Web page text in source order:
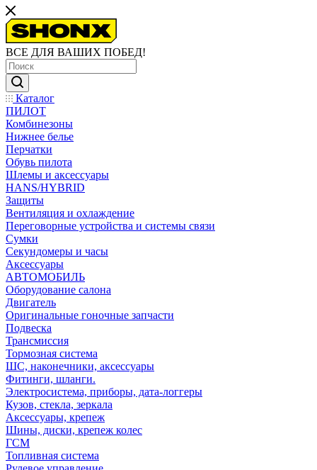
ВСЕ ДЛЯ ВАШИХ ПОБЕД!
Каталог
ПИЛОТ
Комбинезоны
Нижнее белье
Перчатки
Обувь пилота
Шлемы и аксессуары
HANS/HYBRID
Защиты
Вентиляция и охлаждение
Переговорные устройства и системы связи
Сумки
Секундомеры и часы
Аксессуары
АВТОМОБИЛЬ
Оборудование салона
Двигатель
Оригинальные гоночные запчасти
Подвеска
Трансмиссия
Тормозная система
ШС, наконечники, аксессуары
Фитинги, шланги.
Электросистема, приборы, дата-логгеры
Кузов, стекла, зеркала
Аксессуары, крепеж
Шины, диски, крепеж колес
ГСМ
Топливная система